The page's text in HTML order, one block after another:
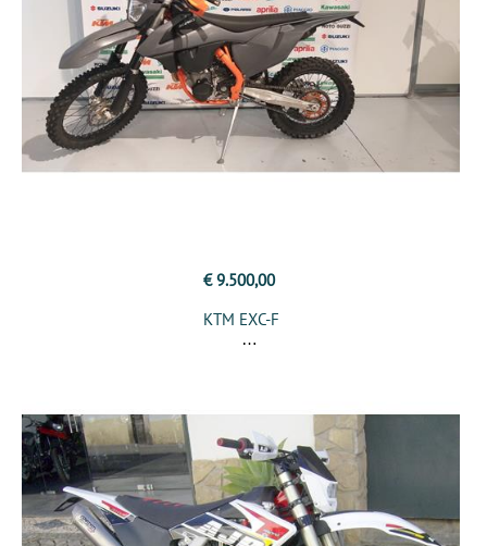
€ 9.500,00
KTM EXC-F